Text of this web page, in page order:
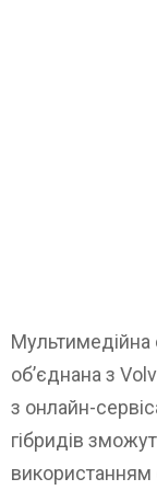
Мультимедійна
об’єднана з
з онлайн-
гібридів